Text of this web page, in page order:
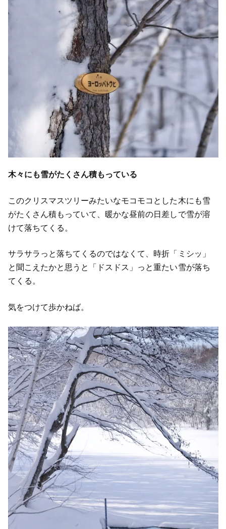
木々にも雪がたくさん積もっている
このクリスマスツリーみたいなモコモコとした木にも雪
がたくさん積もっていて、暖かな昼前の日差しで雪が溶
けて落ちてくる。
サラサラっと落ちてくるのではなくて、時折「ミシッ」
と聞こえたかと思うと「ドスドス」っと重たい雪が落ち
てくる。
気をつけて歩かねば。